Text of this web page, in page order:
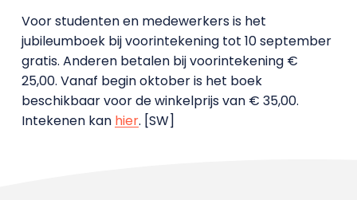
Voor studenten en medewerkers is het
jubileumboek bij voorintekening tot 10 september
gratis. Anderen betalen bij voorintekening €
25,00. Vanaf begin oktober is het boek
beschikbaar voor de winkelprijs van € 35,00.
Intekenen kan hier. [SW]